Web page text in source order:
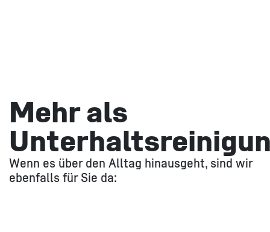
Mehr als
Wenn es über den Alltag hinausgeht, sind wir
ebenfalls für Sie da: